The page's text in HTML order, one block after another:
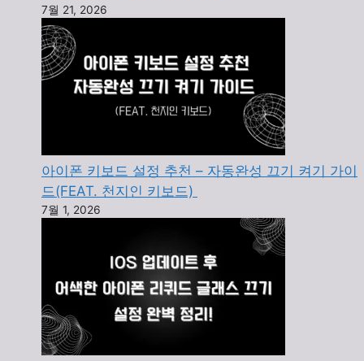
7월 21, 2026
아이폰 키보드 설정 추천 – 자동완성 끄기 켜기 가이
드(FEAT. 천지인 키보드)
7월 1, 2026